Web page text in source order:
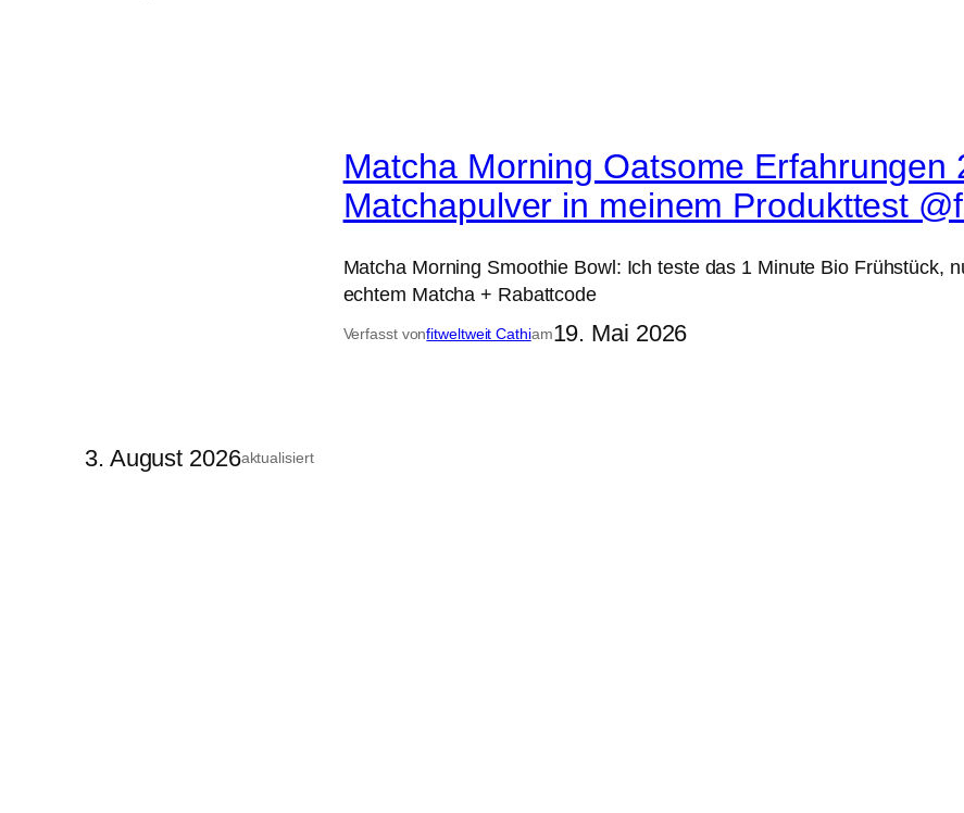
3. August 2026aktualisiert
Matcha Morning Oatsome Erfahrungen
Matchapulver in meinem Produkttest
Matcha Morning Smoothie Bowl: Ich teste das 1 Minute Bio Frühstück,
echtem Matcha + Rabattcode
Verfasst vonfitweltweit Cathiam19. Mai 2026